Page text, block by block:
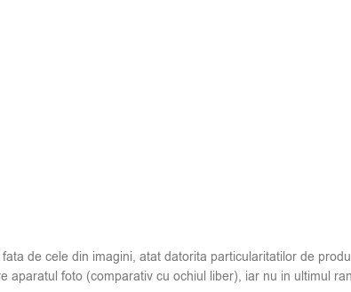
de cele din imagini, atat datorita particularitatilor de
aparatul foto (comparativ cu ochiul liber), iar nu in ultimul